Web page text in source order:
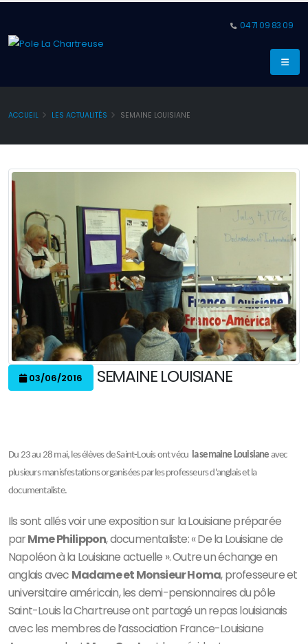
04 71 09 83 09
ACCUEIL LES ACTUALITÉS SEMAINE LOUISIANE
03/06/2016 SEMAINE LOUISIANE
Du 23 au 28 mai, les élèves de Saint-Louis ont vécu la semaine Louisiane avec
plusieurs manisfestations organisées par les professeurs d'anglais et la
documentaliste.
Ils sont allés voir une exposition sur la Louisiane préparée
parMme Philippon, documentaliste: « De la Louisiane de
Napoléon à la Louisiane actuelle ». Outre un échange en
anglais avec Madame et Monsieur Homa, professeure et
universitaire américain, les demi-pensionnaires du pôle
Saint-Louis la Chartreuse ont partagé un repas louisianais
avec les membres de l’association France-Louisiane